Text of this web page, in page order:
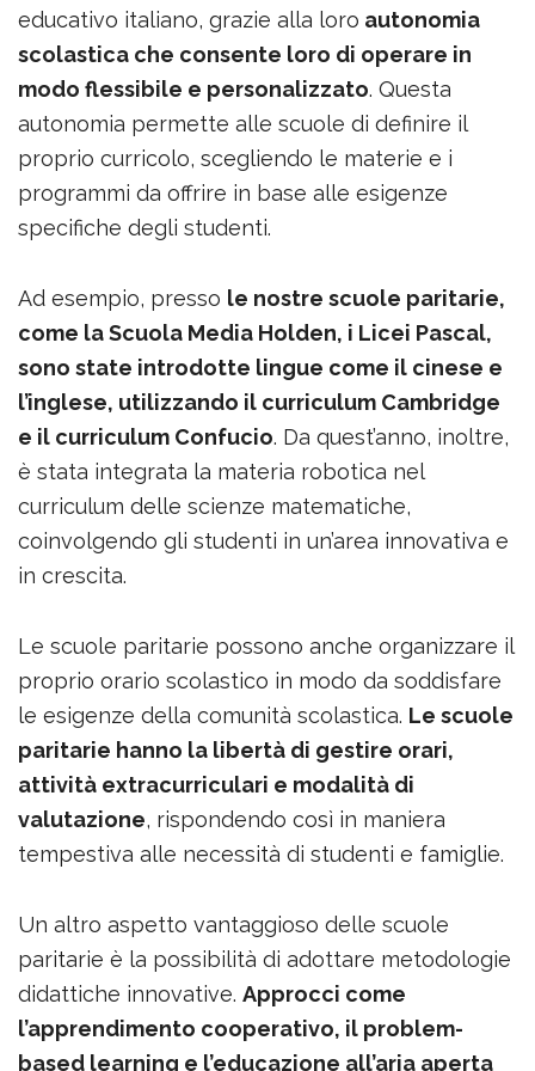
educativo italiano, grazie alla loro autonomia
scolastica che consente loro di operare in
modo flessibile e personalizzato. Questa
autonomia permette alle scuole di definire il
proprio curricolo, scegliendo le materie e i
programmi da offrire in base alle esigenze
specifiche degli studenti.
Ad esempio, presso le nostre scuole paritarie,
come la Scuola Media Holden, i Licei Pascal,
sono state introdotte lingue come il cinese e
l’inglese, utilizzando il curriculum Cambridge
e il curriculum Confucio. Da quest’anno, inoltre,
è stata integrata la materia robotica nel
curriculum delle scienze matematiche,
coinvolgendo gli studenti in un’area innovativa e
in crescita.
Le scuole paritarie possono anche organizzare il
proprio orario scolastico in modo da soddisfare
le esigenze della comunità scolastica. Le scuole
paritarie hanno la libertà di gestire orari,
attività extracurriculari e modalità di
valutazione, rispondendo così in maniera
tempestiva alle necessità di studenti e famiglie.
Un altro aspetto vantaggioso delle scuole
paritarie è la possibilità di adottare metodologie
didattiche innovative. Approcci come
l’apprendimento cooperativo, il problem-
based learning e l’educazione all’aria aperta